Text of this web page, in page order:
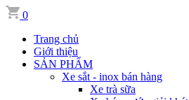
0
Trang chủ
Giới thiệu
SẢN PHẨM
Xe sắt - inox bán hàng
Xe trà sữa